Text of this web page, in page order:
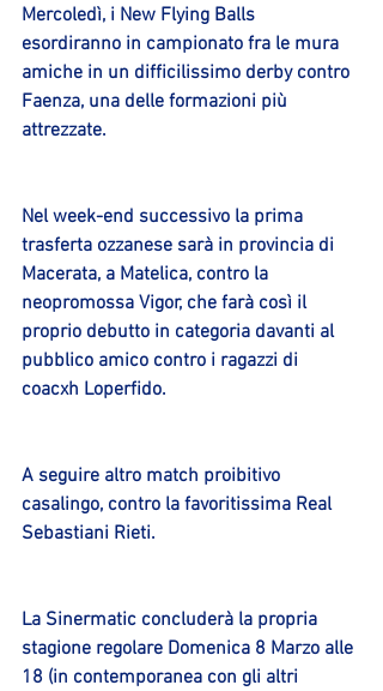
Mercoledì, i New Flying Balls
esordiranno in campionato fra le mura
amiche in un difficilissimo derby contro
Faenza, una delle formazioni più
attrezzate.
Nel week-end successivo la prima
trasferta ozzanese sarà in provincia di
Macerata, a Matelica, contro la
neopromossa Vigor, che farà così il
proprio debutto in categoria davanti al
pubblico amico contro i ragazzi di
coacxh Loperfido.
A seguire altro match proibitivo
casalingo, contro la favoritissima Real
Sebastiani Rieti.
La Sinermatic concluderà la propria
stagione regolare Domenica 8 Marzo alle
18 (in contemporanea con gli altri